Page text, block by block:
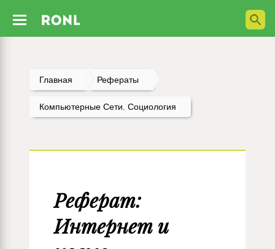
Главная Рефераты
Компьютерные Сети. Социология
Реферат:
Интернет и